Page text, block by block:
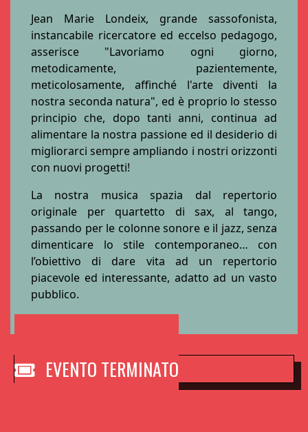
Jean Marie Londeix, grande sassofonista,
instancabile ricercatore ed eccelso pedagogo,
asserisce "Lavoriamo ogni giorno,
metodicamente, pazientemente,
meticolosamente, affinché l'arte diventi la
nostra seconda natura", ed è proprio lo stesso
principio che, dopo tanti anni, continua ad
alimentare la nostra passione ed il desiderio di
migliorarci sempre ampliando i nostri orizzonti
con nuovi progetti!
La nostra musica spazia dal repertorio
originale per quartetto di sax, al tango,
passando per le colonne sonore e il jazz, senza
dimenticare lo stile contemporaneo… con
l’obiettivo di dare vita ad un repertorio
piacevole ed interessante, adatto ad un vasto
pubblico.
EVENTO TERMINATO